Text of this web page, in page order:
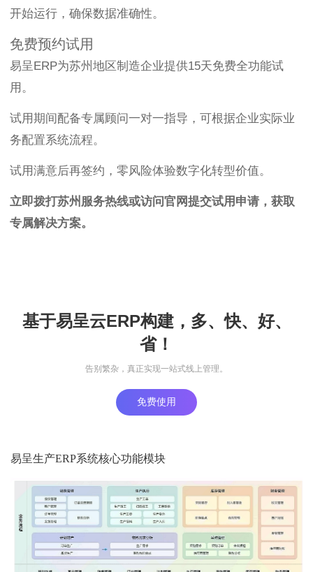
开始运行，确保数据准确性。
免费预约试用
易呈ERP为苏州地区制造企业提供15天免费全功能试
用。
试用期间配备专属顾问一对一指导，可根据企业实际业
务配置系统流程。
试用满意后再签约，零风险体验数字化转型价值。
立即拨打苏州服务热线或访问官网提交试用申请，获取
专属解决方案。
基于易呈云ERP构建，多、快、好、
省！
告别繁杂，真正实现一站式线上管理。
免费使用
易呈生产ERP系统核心功能模块